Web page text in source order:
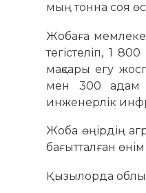
мың тонна соя
Жобаға
тегістеліп, 1
мақсары егу
мен 300 адам
инженерлік
Жоба өңірдің
бағытталған
Қызылорда